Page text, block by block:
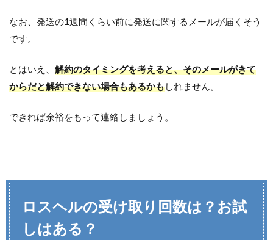
なお、発送の1週間くらい前に発送に関するメールが届くそう
です。
とはいえ、 解約のタイミングを考えると、そのメールがきて
からだと解約できない場合もあるかもしれません。
できれば余裕をもって連絡しましょう。
ロスヘルの受け取り回数は？お試
しはある？